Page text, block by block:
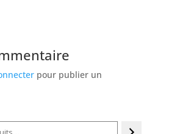
pour publier un